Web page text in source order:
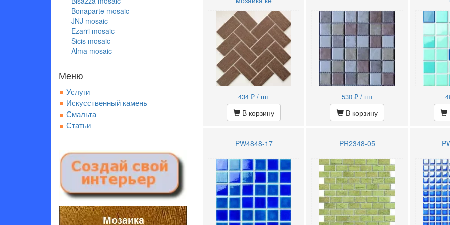
Bonaparte mosaic
JNJ mosaic
Ezarri mosaic
Sicis mosaic
Alma mosaic
Меню
Услуги
Искусственный камень
Смальта
Статьи
434 ₽ / шт
В корзину
530 ₽ / шт
В корзину
PW4848-17 PR2348-05